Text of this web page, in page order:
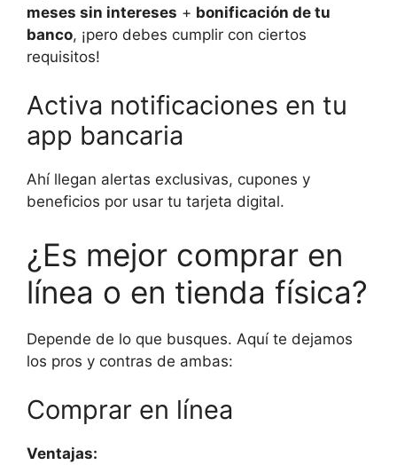
meses sin intereses + bonificación de tu
banco, ¡pero debes cumplir con ciertos
requisitos!
Activa notificaciones en tu
app bancaria
Ahí llegan alertas exclusivas, cupones y
beneficios por usar tu tarjeta digital.
¿Es mejor comprar en
línea o en tienda física?
Depende de lo que busques. Aquí te dejamos
los pros y contras de ambas:
Comprar en línea
Ventajas: